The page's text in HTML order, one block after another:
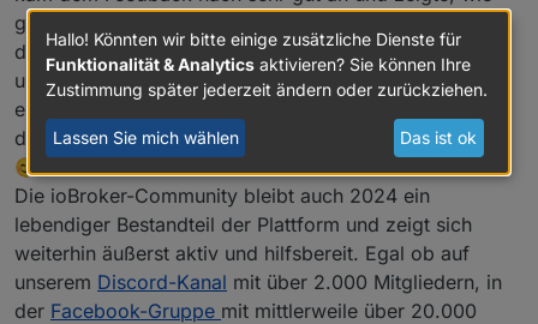
groß das Interesse an weiteren Veranstaltungen ist. Für
die kommenden Jahre möchten wir solche Events in
unsere Planung aufnehmen – vorausgesetzt, unser
engagierter Organisator Ingo (Apollon77) findet erneut
die Zeit und Energie, so etwas auf die Beine zu stellen.
😊
Die ioBroker-Community bleibt auch 2024 ein
lebendiger Bestandteil der Plattform und zeigt sich
weiterhin äußerst aktiv und hilfsbereit. Egal ob auf
unserem Discord-Kanal mit über 2.000 Mitgliedern, in
der Facebook-Gruppe mit mittlerweile über 20.000
Hallo! Könnten wir bitte einige zusätzliche Dienste für
Funktionalität & Analytics aktivieren? Sie können Ihre
Zustimmung später jederzeit ändern oder zurückziehen.
Lassen Sie mich wählen Das ist ok